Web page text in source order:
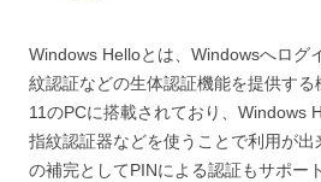
Windows Helloとは、Windowsへログ
紋認証などの生体認証機能を提供す
11のPCに搭載されており、Windows
指紋認証器などを使うことで利用が
の補完としてPINによる認証もサポー